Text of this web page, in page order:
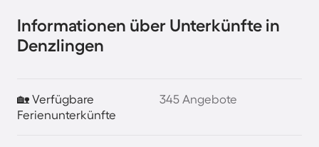
Informationen über Unterkünfte in
Denzlingen
🏡 Verfügbare
Ferienunterkünfte
345 Angebote